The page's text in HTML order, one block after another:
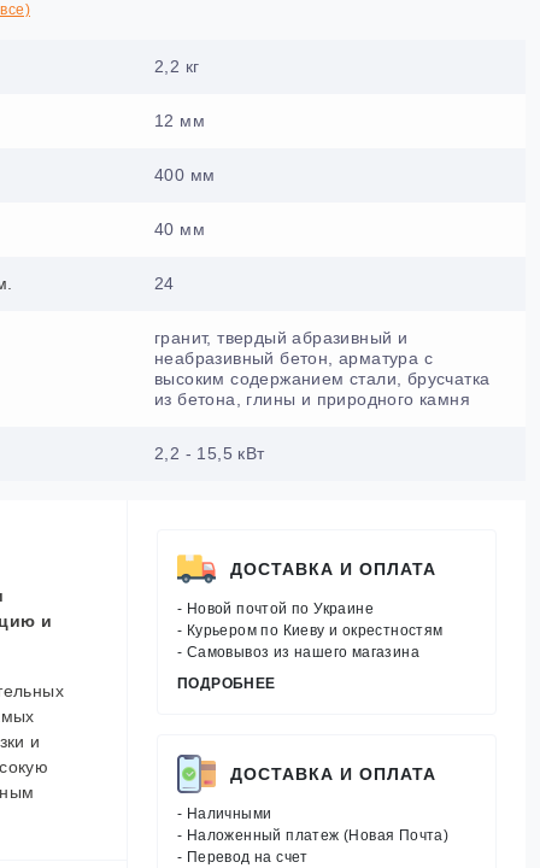
2,2 кг
12 мм
400 мм
40 мм
24
гранит, твердый абразивный и
неабразивный бетон, арматура с
высоким содержанием стали, брусчатка
из бетона, глины и природного камня
2,2 - 15,5 кВт
и
и
ДОСТАВКА И ОПЛАТА
- Новой почтой по Украине
- Курьером по Киеву и окрестностям
- Самовывоз из нашего магазина
ПОДРОБНЕЕ
ДОСТАВКА И ОПЛАТА
- Наличными
- Наложенный платеж (Новая Почта)
- Перевод на счет